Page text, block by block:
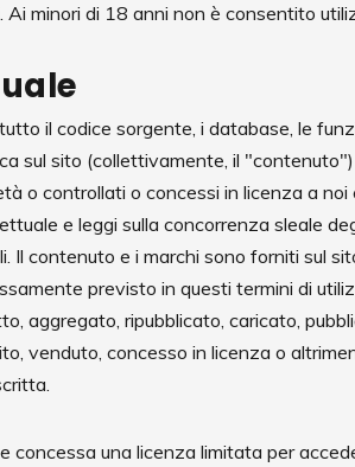
minori di 18 anni non è consentito
il codice sorgente, i database, le
sul sito (collettivamente, il
o controllati o concessi in licenza a
e leggi sulla concorrenza sleale
Il contenuto e i marchi sono forniti sul
previsto in questi termini di
aggregato, ripubblicato, caricato,
venduto, concesso in licenza o
una licenza limitata per